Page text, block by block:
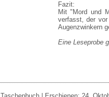
Fazit:
Mit "Mord und
verfasst, der
Augenzwinkern
Eine Leseprobe